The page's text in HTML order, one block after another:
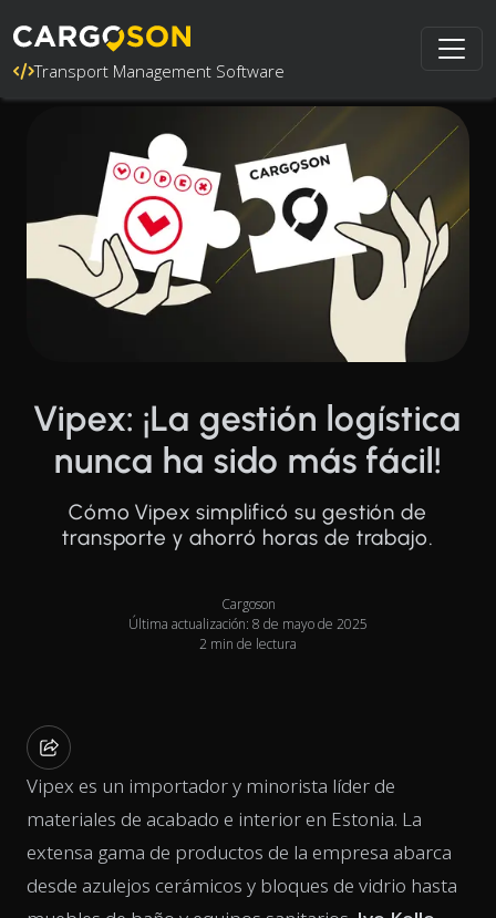
Transport Management Software
Vipex: ¡La gestión logística
nunca ha sido más fácil!
Cómo Vipex simplificó su gestión de
transporte y ahorró horas de trabajo.
Cargoson
Última actualización: 8 de mayo de 2025
2 min de lectura
Vipex es un importador y minorista líder de
materiales de acabado e interior en Estonia. La
extensa gama de productos de la empresa abarca
desde azulejos cerámicos y bloques de vidrio hasta